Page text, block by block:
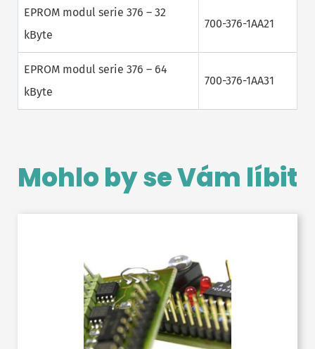
EPROM modul serie 376 – 32
kByte
700-376-1AA21
EPROM modul serie 376 – 64
kByte
700-376-1AA31
Mohlo by se Vám líbit